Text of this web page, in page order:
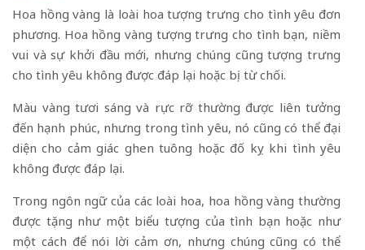
Hoa hồng vàng là loài hoa tượng trưng cho tình yêu đơn
phương. Hoa hồng vàng tượng trưng cho tình bạn, niềm
vui và sự khởi đầu mới, nhưng chúng cũng tượng trưng
cho tình yêu không được đáp lại hoặc bị từ chối.
Màu vàng tươi sáng và rực rỡ thường được liên tưởng
đến hạnh phúc, nhưng trong tình yêu, nó cũng có thể đại
diện cho cảm giác ghen tuông hoặc đố kỵ khi tình yêu
không được đáp lại.
Trong ngôn ngữ của các loài hoa, hoa hồng vàng thường
được tặng như một biểu tượng của tình bạn hoặc như
một cách để nói lời cảm ơn, nhưng chúng cũng có thể